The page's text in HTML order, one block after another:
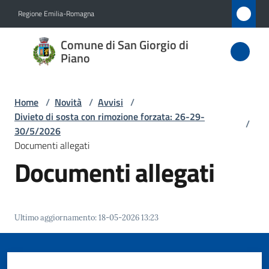
Regione Emilia-Romagna
Comune di San Giorgio di
Piano
Comune
di San
di Piano
Amministrazione
Novità
Servizi
Home / Novità / Avvisi /
Divieto di sosta con rimozione forzata: 26-29-
30/5/2026
/
Documenti allegati
Documenti allegati
Ultimo aggiornamento:18-05-2026 13:23